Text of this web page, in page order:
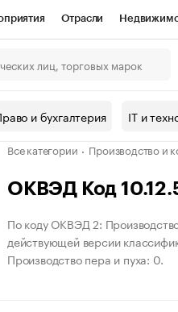
Отрасли
Спецпроекты Проверка
и бухгалтерия IT и
Все категории Производство и
ОКВЭД Код
По коду ОКВЭД 2:
действующей версии
Производство пера и пуха: 0.